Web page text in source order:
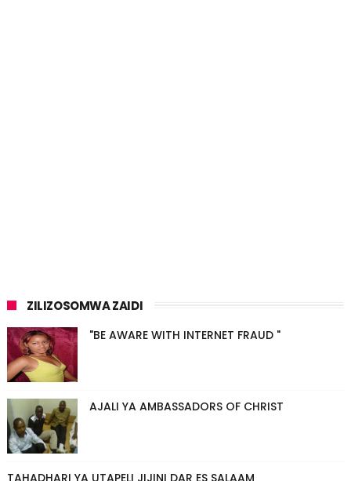
ZILIZOSOMWA ZAIDI
"BE AWARE WITH INTERNET FRAUD "
AJALI YA AMBASSADORS OF CHRIST
TAHADHARI YA UTAPELI JIJINI DAR ES SALAAM